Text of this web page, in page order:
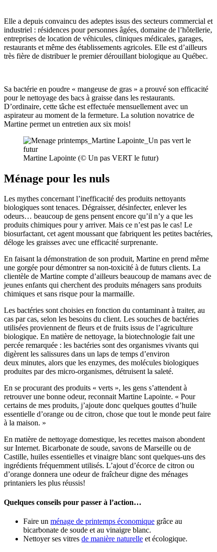
Elle a depuis convaincu des adeptes issus des secteurs commercial et
industriel : résidences pour personnes âgées, domaine de l’hôtellerie,
entreprises de location de véhicules, cliniques médicales, garages,
restaurants et même des établissements agricoles. Elle est d’ailleurs
très fière de distribuer le premier dérouillant biologique au Québec.
Sa bactérie en poudre « mangeuse de gras » a prouvé son efficacité
pour le nettoyage des bacs à graisse dans les restaurants.
D’ordinaire, cette tâche est effectuée mensuellement avec un
aspirateur au moment de la fermeture. La solution novatrice de
Martine permet un entretien aux six mois!
Martine Lapointe (© Un pas VERT le futur)
Ménage pour les nuls
Les mythes concernant l’inefficacité des produits nettoyants
biologiques sont tenaces. Dégraisser, désinfecter, enlever les
odeurs… beaucoup de gens pensent encore qu’il n’y a que les
produits chimiques pour y arriver. Mais ce n’est pas le cas! Le
biosurfactant, cet agent moussant que fabriquent les petites bactéries,
déloge les graisses avec une efficacité surprenante.
En faisant la démonstration de son produit, Martine en prend même
une gorgée pour démontrer sa non-toxicité à de futurs clients. La
clientèle de Martine compte d’ailleurs beaucoup de mamans avec de
jeunes enfants qui cherchent des produits ménagers sans produits
chimiques et sans risque pour la marmaille.
Les bactéries sont choisies en fonction du contaminant à traiter, au
cas par cas, selon les besoins du client. Les souches de bactéries
utilisées proviennent de fleurs et de fruits issus de l’agriculture
biologique. En matière de nettoyage, la biotechnologie fait une
percée remarquée : les bactéries sont des organismes vivants qui
digèrent les salissures dans un laps de temps d’environ
deux minutes, alors que les enzymes, des molécules biologiques
produites par des micro-organismes, détruisent la saleté.
En se procurant des produits « verts », les gens s’attendent à
retrouver une bonne odeur, reconnait Martine Lapointe. « Pour
certains de mes produits, j’ajoute donc quelques gouttes d’huile
essentielle d’orange ou de citron, chose que tout le monde peut faire
à la maison. »
En matière de nettoyage domestique, les recettes maison abondent
sur Internet. Bicarbonate de soude, savons de Marseille ou de
Castille, huiles essentielles et vinaigre blanc sont quelques-uns des
ingrédients fréquemment utilisés. L’ajout d’écorce de citron ou
d’orange donnera une odeur de fraîcheur digne des ménages
printaniers les plus réussis!
Quelques conseils pour passer à l’action…
Faire un ménage de printemps économique grâce au
bicarbonate de soude et au vinaigre blanc.
Nettoyer ses vitres de manière naturelle et écologique.